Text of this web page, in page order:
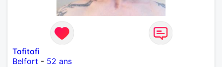
Tofitofi
Belfort - 52 ans